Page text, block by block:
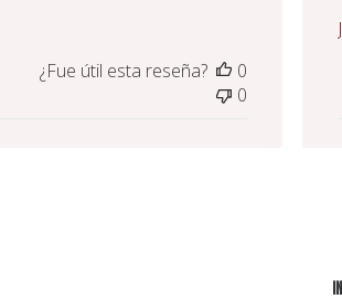
¿Fue útil esta reseña?
0
0